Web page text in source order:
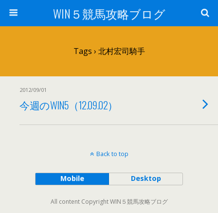
WIN５競馬攻略ブログ
Tags › 北村宏司騎手
2012/09/01
今週のWIN5（12.09.02）
Back to top
Mobile Desktop
All content Copyright WIN５競馬攻略ブログ